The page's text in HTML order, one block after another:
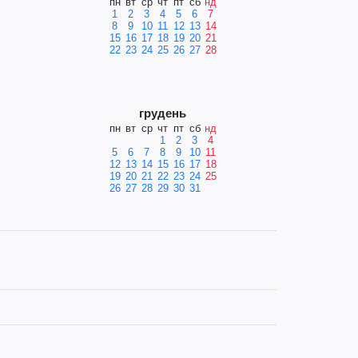
1
2 3 4 5 6
7
8
9 10 11 12 13 14
15 16 17 18 19 20 21
22 23 24 25 26 27 28
грудень
пн вт ср чт пт сб нд
1
2 3
4
5
6 7 8 9 10 11
12 13 14 15 16 17 18
19 20 21 22 23 24 25
26 27 28 29 30 31